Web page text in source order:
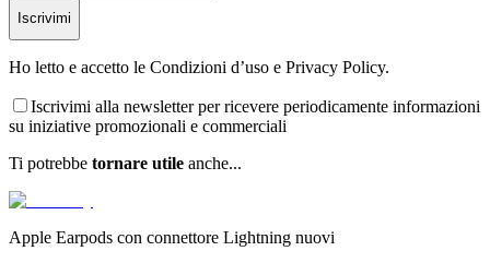
Iscrivimi
Ho letto e accetto le Condizioni d’uso e Privacy Policy.
Iscrivimi alla newsletter per ricevere periodicamente informazioni
su iniziative promozionali e commerciali
Ti potrebbe tornare utile anche...
Apple Earpods con connettore Lightning nuovi